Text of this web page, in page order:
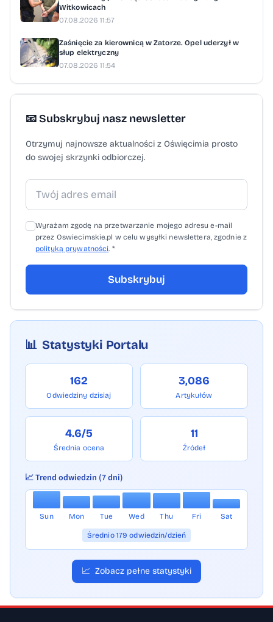
Witkowicach
07.08.2026 11:57
Zaśnięcie za kierownicą w Zatorze. Opel uderzył w
słup elektryczny
07.08.2026 11:54
📧 Subskrybuj nasz newsletter
Otrzymuj najnowsze aktualności z Oświęcimia prosto
do swojej skrzynki odbiorczej.
Wyrażam zgodę na przetwarzanie mojego adresu e-mail
przez Oswiecimskie.pl w celu wysyłki newslettera, zgodnie z
polityką prywatności. *
Subskrybuj
📊 Statystyki Portalu
162
Odwiedziny dzisiaj
3,086
Artykułów
4.6/5
Średnia ocena
11
Źródeł
📈 Trend odwiedzin (7 dni)
Sun Mon Tue Wed Thu Fri Sat
Średnio 179 odwiedzin/dzień
📈 Zobacz pełne statystyki